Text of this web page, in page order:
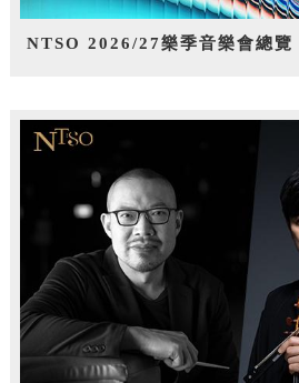
NTSO 2026/27樂季音樂會總覽